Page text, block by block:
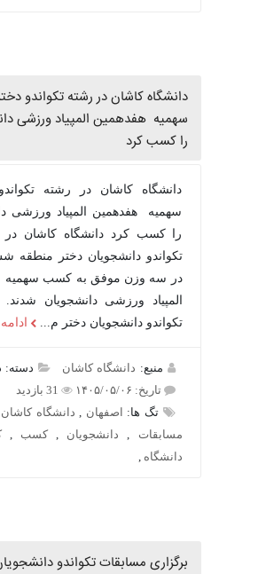
دانشگاه کاشان در رشته تکواندو دختران
سهمیه هفدهمین المپیاد ورزشی
را کسب کرد
دانشگاه کاشان در رشته تکواندو
سهمیه هفدهمین المپیاد ورزشی
را کسب کرد دانشگاه کاشان در
تکواندو دانشجویان دختر منطقه شش
در سه وزن موفق به کسب سهمیه
المپیاد ورزشی دانشجویان شدند.
تکواندو دانشجویان دختر م...
ادامه خبر
منبع:دانشگاه کاشان
دسته:
تاریخ: ۱۴۰۵/۰۵/۰۶
31 بازدید
تگ ها:اصفهان ,دانشگاه کاشان ,
مسابقات,دانشجویان,کسب ,
دانشگاه,
برگزاری مسابقات تکواندو دانشجویان پسر